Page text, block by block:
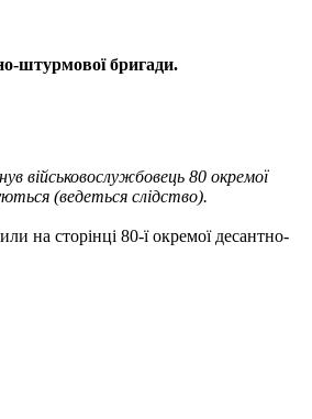
штурмової бригади.
військовослужбовець 80 окремої
(ведеться слідство).
на сторінці 80-ї окремої десантно-